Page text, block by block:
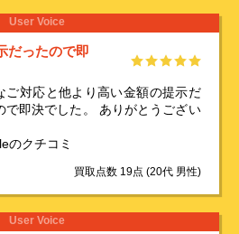
User Voice
だったので即
ご対応と他より高い金額の提示だ
で即決でした。 ありがとうござい
のクチコミ
買取点数 19点 (20代 男性)
User Voice